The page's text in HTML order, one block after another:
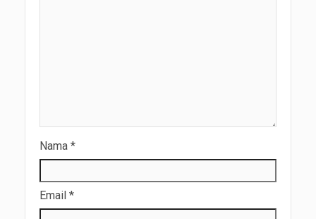
Nama *
Email *